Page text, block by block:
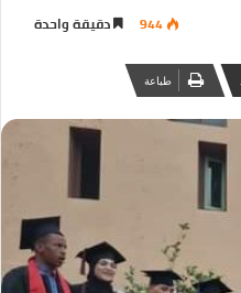
944 دقيقة واحدة
طباعة